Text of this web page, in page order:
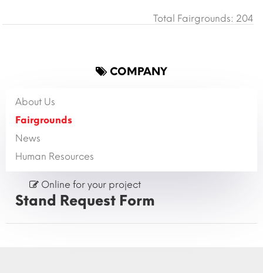
Total Fairgrounds: 204
COMPANY
About Us
Fairgrounds
News
Human Resources
Online for your project
Stand Request Form